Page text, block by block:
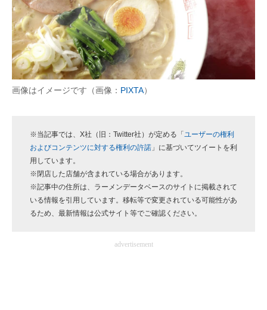
電子設計の基本と応用
エネルギーの専門メディア
建設×テクノロジーの最前線
ちょっと気になるネットの話題
画像はイメージです（画像： PIXTA）
※当記事では、X社（旧：Twitter社）が定める「 ユーザーの権利
およびコンテンツに対する権利の許諾 」に基づいてツイートを利
用しています。
※閉店した店舗が含まれている場合があります。
※記事中の住所は、ラーメンデータベースのサイトに掲載されて
いる情報を引用しています。移転等で変更されている可能性があ
るため、最新情報は公式サイト等でご確認ください。
advertisement